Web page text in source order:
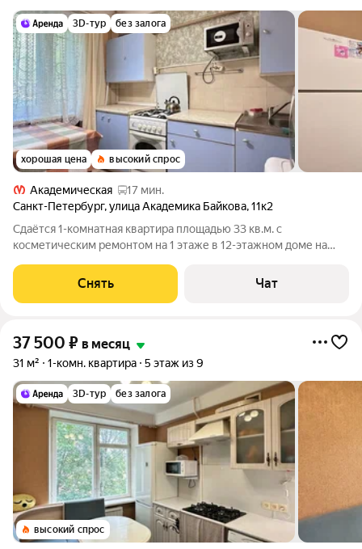
3D-тур без залога
хорошая цена высокий спрос
Академическая
17 мин.
Санкт-Петербург,улица Академика Байкова,11к2
Сдаётся 1-комнатная квартира площадью 33 кв.м. с
косметическим ремонтом на 1 этаже в 12-этажном доме на
выходят на улицу. В подъезде
Снять Чат
37 500 ₽ в месяц
31 м² 1-комн. квартира 5 этаж из 9
3D-тур без залога
высокий спрос